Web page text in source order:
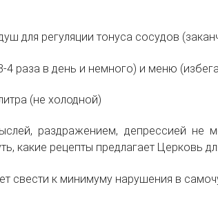
для регуляции тонуса сосудов
4 раза в день и немного) и меню
(не холодной)
раздражением, депрессией не
какие рецепты предлагает Церковь
свести к минимуму нарушения в